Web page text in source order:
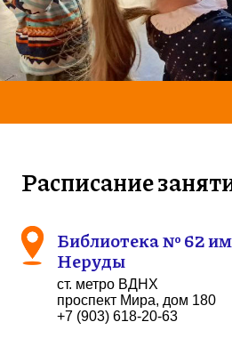
Расписание
Библиотека № 62
Неруды
ст. метро ВДНХ
проспект Мира, дом 180
+7 (903) 618-20-63